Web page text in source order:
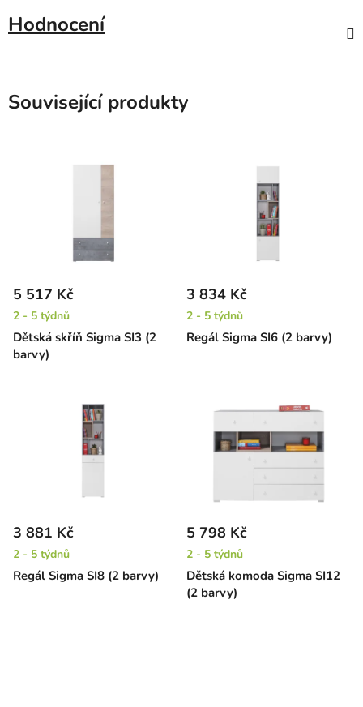
Hodnocení
Související produkty
Dětská skříň Sigma SI3 (2
barvy)
5 517 Kč
2 - 5 týdnů
Regál Sigma SI6 (2 barvy)
3 834 Kč
2 - 5 týdnů
Regál Sigma SI8 (2 barvy)
3 881 Kč
2 - 5 týdnů
Dětská komoda Sigma SI12
(2 barvy)
5 798 Kč
2 - 5 týdnů